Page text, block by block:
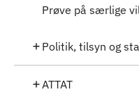
Prøve på særlige
Politik, tilsyn og
ATTAT